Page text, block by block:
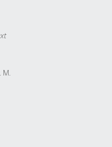
M.